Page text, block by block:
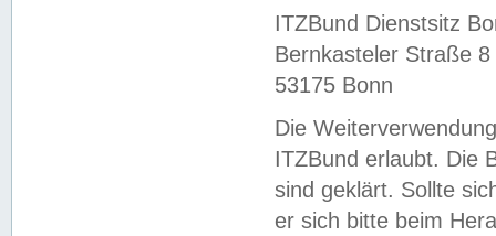
ITZBund Dienstsitz
Bernkasteler Straße 8
53175 Bonn
Die
ITZBund erlaubt. Die
sind geklärt. Sollte
er sich bitte beim